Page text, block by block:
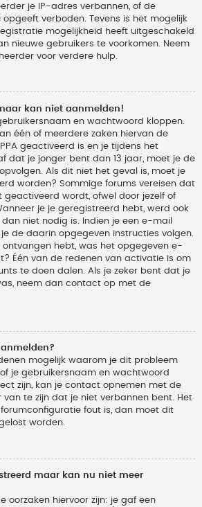
je IP-adres verbannen, of de
verboden. Tevens is het mogelijk
mogelijkheid heeft uitgeschakeld
nieuwe gebruikers te voorkomen. Neem
voor verdere hulp.
kan niet aanmelden!
en wachtwoord kloppen.
één of meerdere zaken hiervan de
geactiveerd is en je tijdens het
dat je jonger bent dan 13 jaar, moet je de
Als dit niet het geval is, moet je
worden? Sommige forums vereisen dat
geactiveerd wordt, ofwel door jezelf of
je je geregistreerd hebt, werd ook
niet nodig is. Indien je een e-mail
de daarin opgegeven instructies volgen.
ontvangen hebt, was het opgegeven e-
Één van de redenen van activatie is om
te doen dalen. Als je zeker bent dat je
neem dan contact op met de
mogelijk waarom je dit probleem
je gebruikersnaam en wachtwoord
zijn, kan je contact opnemen met de
van te zijn dat je niet verbannen bent. Het
fout is, dan moet dit
worden.
maar kan nu niet meer
oorzaken hiervoor zijn: je gaf een